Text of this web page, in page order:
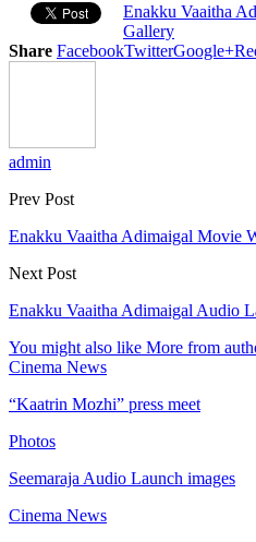
Enakku Vaaitha
Gallery
Share FacebookTwitterGoogle+
admin
Prev Post
Enakku Vaaitha Adimaigal Movie
Next Post
Enakku Vaaitha Adimaigal Audio
You might also like More from
Cinema News
“Kaatrin Mozhi” press meet
Photos
Seemaraja Audio Launch images
Cinema News